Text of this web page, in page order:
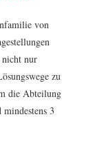
von
nicht nur
zu
die Abteilung
3